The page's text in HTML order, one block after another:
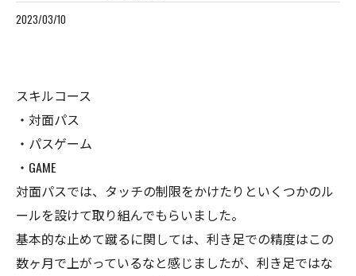
2023/03/10
スキルコース
・対面パス
・パスゲーム
・GAME
対面パスでは、タッチの制限をかけたりといくつかのル
ールを設けて取り組んでもらいました。
基本的な止めて蹴るに関しては、利き足での精度はこの
数ヶ月で上がっているなと感じましたが、利き足ではな